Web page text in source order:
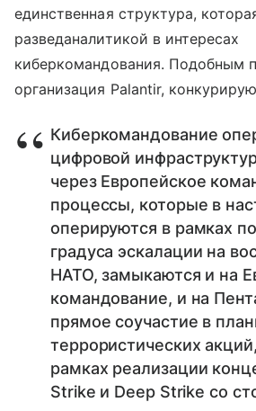
единственная структура,
разведаналитикой в интересах
киберкомандования. Подобным
организация Palantir,
Киберкомандование
цифровой
через Европейское
процессы, которые в
оперируются в рамках
градуса эскалации на
НАТО, замыкаются и на
командование, и на
прямое соучастие в
террористических
рамках реализации
Strike и Deep Strike со